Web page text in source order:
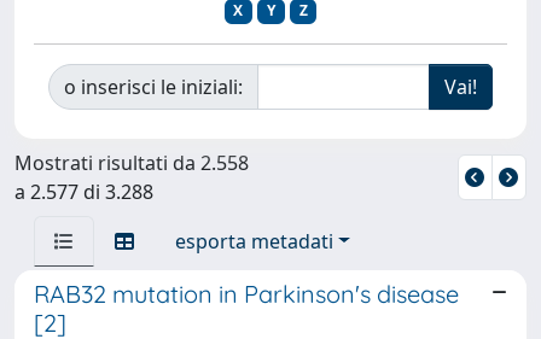
X
Y Z
o inserisci le iniziali:
Mostrati risultati da 2.558
a 2.577 di 3.288
esporta metadati
RAB32 mutation in Parkinson's disease
[2]